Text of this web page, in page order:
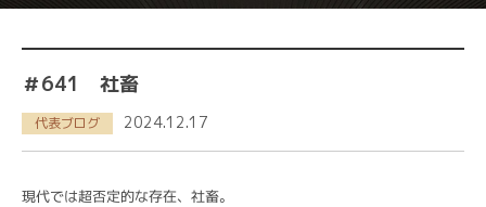
＃641 社畜
代表ブログ 2024.12.17
現代では超否定的な存在、社畜。